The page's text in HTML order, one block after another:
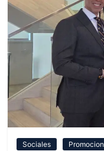
Sociales Promocion